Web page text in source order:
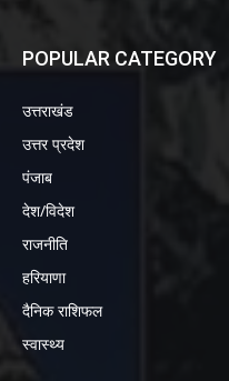
POPULAR CATEGORY
उत्तराखंड
उत्तर प्रदेश
पंजाब
देश/विदेश
राजनीति
हरियाणा
दैनिक राशिफल
स्वास्थ्य